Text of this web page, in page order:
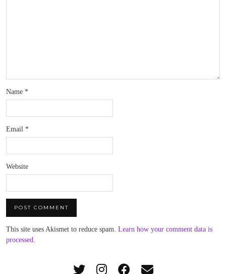
Name *
Email *
Website
This site uses Akismet to reduce spam. Learn how your comment data is
processed